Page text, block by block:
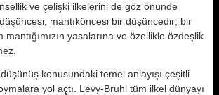
ve çelişki ilkelerini de göz önünde
mantıköncesi bir düşüncedir; bir
ya­salarına ve özellikle özdeşlik
konusun­daki temel anlayışı çeşitli
yol açtı. Levy-Bruhl tüm ilkel dünyayı